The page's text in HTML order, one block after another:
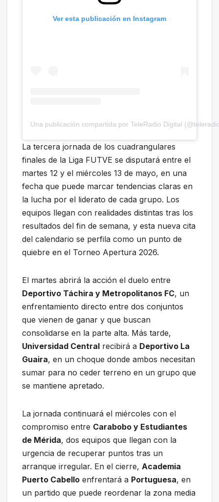
Ver esta publicación en Instagram
Una publicación compartida por TeleRadio Digital
La tercera jornada de los cuadrangulares
finales de la Liga FUTVE se disputará entre el
martes 12 y el miércoles 13 de mayo, en una
fecha que puede marcar tendencias claras en
la lucha por el liderato de cada grupo. Los
equipos llegan con realidades distintas tras los
resultados del fin de semana, y esta nueva cita
del calendario se perfila como un punto de
quiebre en el Torneo Apertura 2026.
El martes abrirá la acción el duelo entre
Deportivo Táchira y Metropolitanos FC, un
enfrentamiento directo entre dos conjuntos
que vienen de ganar y que buscan
consolidarse en la parte alta. Más tarde,
Universidad Central recibirá a Deportivo La
Guaira, en un choque donde ambos necesitan
sumar para no ceder terreno en un grupo que
se mantiene apretado.
La jornada continuará el miércoles con el
compromiso entre Carabobo y Estudiantes
de Mérida, dos equipos que llegan con la
urgencia de recuperar puntos tras un
arranque irregular. En el cierre, Academia
Puerto Cabello enfrentará a Portuguesa, en
un partido que puede reordenar la zona media